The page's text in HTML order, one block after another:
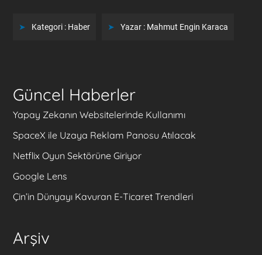
Kategori : Haber Yazar : Mahmut Engin Karaca
Güncel Haberler
Yapay Zekanın Websitelerinde Kullanımı
SpaceX ile Uzaya Reklam Panosu Atılacak
Netflix Oyun Sektörüne Giriyor
Google Lens
Çin’in Dünyayı Kavuran E-Ticaret Trendleri
Arşiv